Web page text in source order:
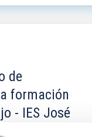
de
formación
- IES José